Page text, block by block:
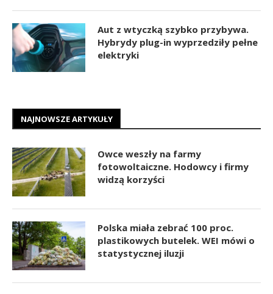
Aut z wtyczką szybko przybywa.
Hybrydy plug-in wyprzedziły pełne
elektryki
NAJNOWSZE ARTYKUŁY
Owce weszły na farmy
fotowoltaiczne. Hodowcy i firmy
widzą korzyści
Polska miała zebrać 100 proc.
plastikowych butelek. WEI mówi o
statystycznej iluzji